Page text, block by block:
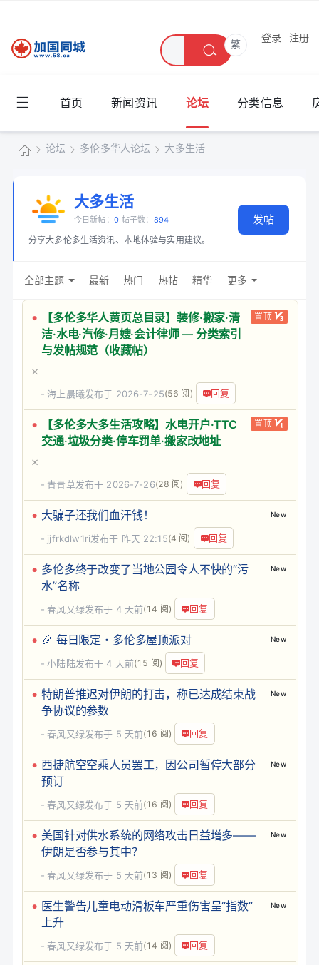
繁
登录 注册
☰ 首页 新闻资讯 论坛 分类信息
城
»
论坛
›
多伦多华人论坛 大多生活
大多生活
今日新帖： 0 帖子数： 894
分享大多伦多生活资讯、本地体验与实用建议。
发帖
全部主题 最新 热门 热帖 精华 更多
【多伦多华人黄页总目录】装修·搬家·清
洁·水电·汽修·月嫂·会计律师 — 分类索引
与发帖规范（收藏帖）
置顶
海上晨曦 (56 阅) 回复
发布于 2026-7-25
【多伦多大多生活攻略】水电开户·TTC
交通·垃圾分类·停车罚单·搬家改地址
置顶
青青草 (28 阅) 回复
发布于 2026-7-26
大骗子还我们血汗钱！ New
jjfrkdlw1ri (4 阅) 回复
发布于 昨天 22:15
多伦多终于改变了当地公园令人不快的“污
水”名称
New
春风又绿 (14 阅) 回复
发布于 4 天前
🎉 每日限定・多伦多屋顶派对 New
小陆陆 (15 阅) 回复
发布于4 天前
特朗普推迟对伊朗的打击，称已达成结束战
争协议的参数
New
春风又绿 (16 阅) 回复
发布于 5 天前
西捷航空空乘人员罢工，因公司暂停大部分
预订
New
春风又绿 (16 阅) 回复
发布于 5 天前
美国针对供水系统的网络攻击日益增多——
伊朗是否参与其中？
New
春风又绿 (13 阅) 回复
发布于 5 天前
医生警告儿童电动滑板车严重伤害呈“指数”
上升
New
春风又绿 (14 阅) 回复
发布于 5 天前